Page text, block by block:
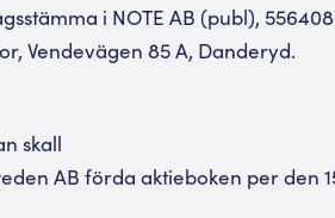
i NOTE AB (publ),
Vendevägen 85 A, Danderyd.
skall
AB förda aktieboken per den